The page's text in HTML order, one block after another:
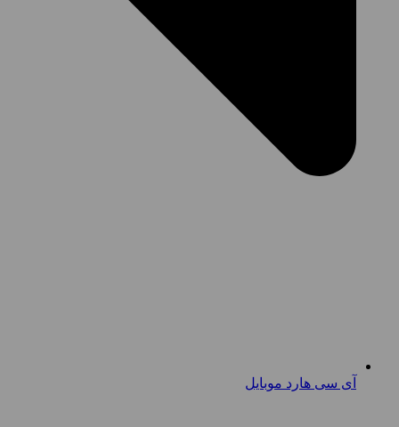
آی سی هارد موبایل